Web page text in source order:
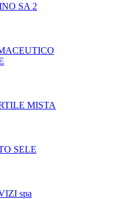
SA 2
MISTA
SELE
spa